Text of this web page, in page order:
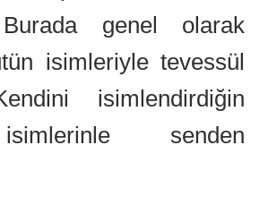
genel olarak
isimleriyle tevessül
isimlendirdiğin
senden